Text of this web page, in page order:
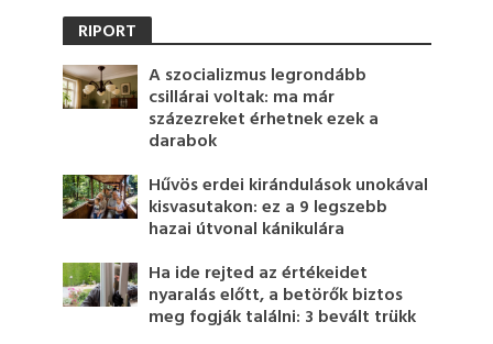
RIPORT
A szocializmus legrondább
csillárai voltak: ma már
százezreket érhetnek ezek a
darabok
Hűvös erdei kirándulások unokával
kisvasutakon: ez a 9 legszebb
hazai útvonal kánikulára
Ha ide rejted az értékeidet
nyaralás előtt, a betörők biztos
meg fogják találni: 3 bevált trükk